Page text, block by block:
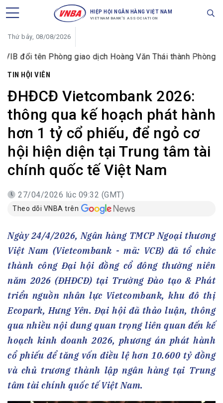
HIỆP HỘI NGÂN HÀNG VIỆT NAM
VIETNAM BANK'S ASSOCIATION
Thứ bảy, 08/08/2026
giao dịch Hoàng Văn Thái thành Phòng giao dịch Nguyễn
TIN HỘI VIÊN
ĐHĐCĐ Vietcombank 2026:
thông qua kế hoạch phát hành
hơn 1 tỷ cổ phiếu, để ngỏ cơ
hội hiện diện tại Trung tâm tài
chính quốc tế Việt Nam
27/04/2026 lúc 09:32 (GMT)
Theo dõi VNBA trên
Ngày 24/4/2026, Ngân hàng TMCP Ngoại thương
Việt Nam (Vietcombank - mã: VCB) đã tổ chức
thành công Đại hội đồng cổ đông thường niên
năm 2026 (ĐHĐCĐ) tại Trường Đào tạo & Phát
triển nguồn nhân lực Vietcombank, khu đô thị
Ecopark, Hưng Yên. Đại hội đã thảo luận, thông
qua nhiều nội dung quan trọng liên quan đến kế
hoạch kinh doanh 2026, phương án phát hành
cổ phiếu để tăng vốn điều lệ hơn 10.600 tỷ đồng
và chủ trương thành lập ngân hàng tại Trung
tâm tài chính quốc tế Việt Nam.